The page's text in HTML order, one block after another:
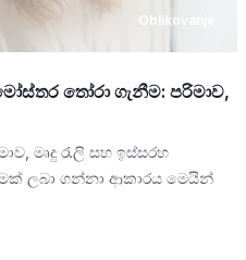
Oblikovanje
තෝරා ගැනීම: පරිමාව,
මෘදු රැලි සහ ඉස්සරහ
ලබා ගන්නා ආකාරය මෙයින්